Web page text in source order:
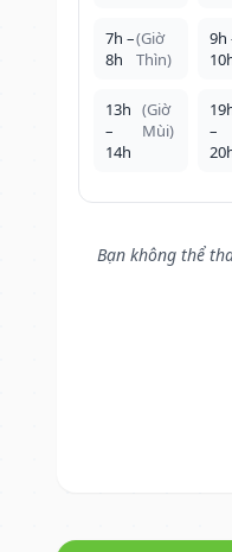
7h –
8h
(Giờ
Thìn)
9h
13h
–
14h
(Giờ
Mùi)
–
Bạn không thể